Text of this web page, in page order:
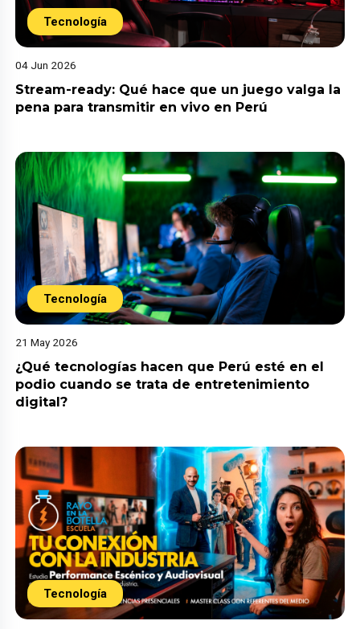
Tecnología
04 Jun 2026
Stream-ready: Qué hace que un juego valga la
pena para transmitir en vivo en Perú
Tecnología
21 May 2026
¿Qué tecnologías hacen que Perú esté en el
podio cuando se trata de entretenimiento
digital?
Tecnología